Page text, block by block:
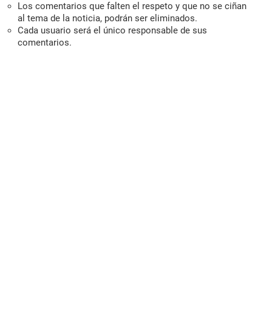
Los comentarios que falten el respeto y que no se ciñan
al tema de la noticia, podrán ser eliminados.
Cada usuario será el único responsable de sus
comentarios.